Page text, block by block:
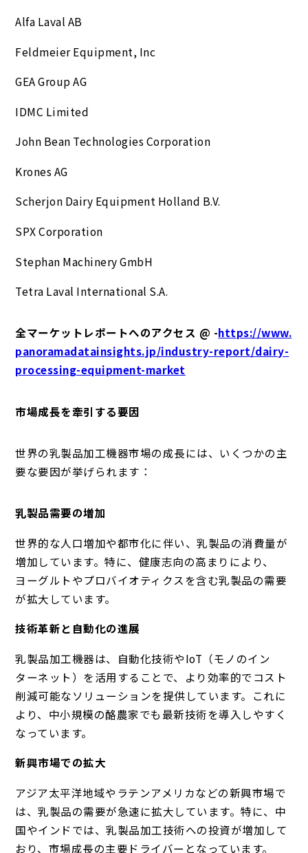
Alfa Laval AB
Feldmeier Equipment, Inc
GEA Group AG
IDMC Limited
John Bean Technologies Corporation
Krones AG
Scherjon Dairy Equipment Holland B.V.
SPX Corporation
Stephan Machinery GmbH
Tetra Laval International S.A.
全マーケットレポートへのアクセス @ -https://www.
panoramadatainsights.jp/industry-report/dairy-
processing-equipment-market
市場成長を牽引する要因
世界の乳製品加工機器市場の成長には、いくつかの主
要な要因が挙げられます：
乳製品需要の増加
世界的な人口増加や都市化に伴い、乳製品の消費量が
増加しています。特に、健康志向の高まりにより、
ヨーグルトやプロバイオティクスを含む乳製品の需要
が拡大しています。
技術革新と自動化の進展
乳製品加工機器は、自動化技術やIoT（モノのイン
ターネット）を活用することで、より効率的でコスト
削減可能なソリューションを提供しています。これに
より、中小規模の酪農家でも最新技術を導入しやすく
なっています。
新興市場での拡大
アジア太平洋地域やラテンアメリカなどの新興市場で
は、乳製品の需要が急速に拡大しています。特に、中
国やインドでは、乳製品加工技術への投資が増加して
おり、市場成長の主要ドライバーとなっています。